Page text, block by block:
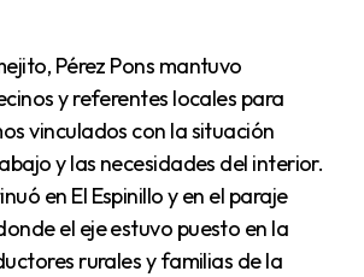
y referentes locales para
vinculados con la situación
y las necesidades del interior.
en El Espinillo y en el paraje
el eje estuvo puesto en la
rurales y familias de la